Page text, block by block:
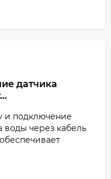
датчика
и подключение
воды через кабель